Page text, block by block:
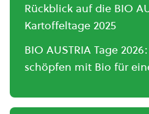
Rückblick auf die BIO
Kartoffeltage 2025
BIO AUSTRIA Tage
schöpfen mit Bio für